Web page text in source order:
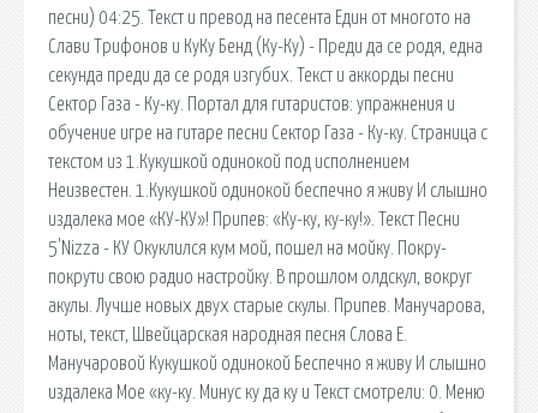
песни) 04:25. Текст и превод на песента Един от многото на
Слави Трифонов и КуКу Бенд (Ку-Ку) - Преди да се родя, една
секунда преди да се родя изгубих. Текст и аккорды песни
Сектор Газа - Ку-ку. Портал для гитаристов: упражнения и
обучение игре на гитаре песни Сектор Газа - Ку-ку. Страница с
текстом из 1.Кукушкой одинокой под исполнением
Неизвестен. 1.Кукушкой одинокой беспечно я живу И слышно
издалека мое «КУ-КУ»! Припев: «Ку-ку, ку-ку!». Текст Песни
5'Nizza - КУ Окуклился кум мой, пошел на мойку. Покру-
покрути свою радио настройку. В прошлом олдскул, вокруг
акулы. Лучше новыx двуx старые скулы. Припев. Манучарова,
ноты, текст, Швейцарская народная песня Слова Е.
Манучаровой Кукушкой одинокой Беспечно я живу И слышно
издалека Мое «ку-ку. Минус ку да ку и Текст смотрели: 0. Меню